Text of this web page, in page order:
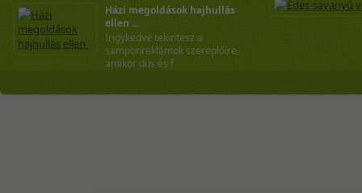
Házi megoldások hajhullás
ellen ...
Irigykedve tekintesz a
samponreklámok szereplőire,
amikor dús és f